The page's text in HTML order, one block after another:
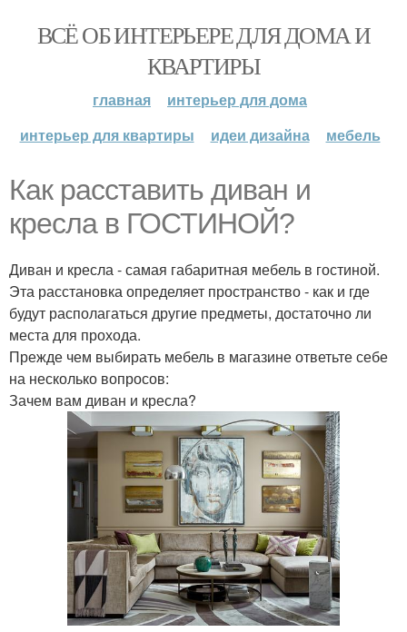
ВСЁ ОБ ИНТЕРЬЕРЕ ДЛЯ ДОМА И
КВАРТИРЫ
главная
интерьер для дома
интерьер для квартиры
идеи дизайна мебель
Как расставить диван и
кресла в ГОСТИНОЙ?
Диван и кресла - самая габаритная мебель в гостиной.
Эта расстановка определяет пространство - как и где
будут располагаться другие предметы, достаточно ли
места для прохода.
Прежде чем выбирать мебель в магазине ответьте себе
на несколько вопросов:
Зачем вам диван и кресла?